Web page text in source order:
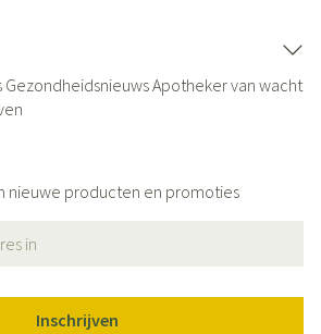
GezondheidsnieuwsApotheker van wacht
nieuwe producten en promoties
Inschrijven